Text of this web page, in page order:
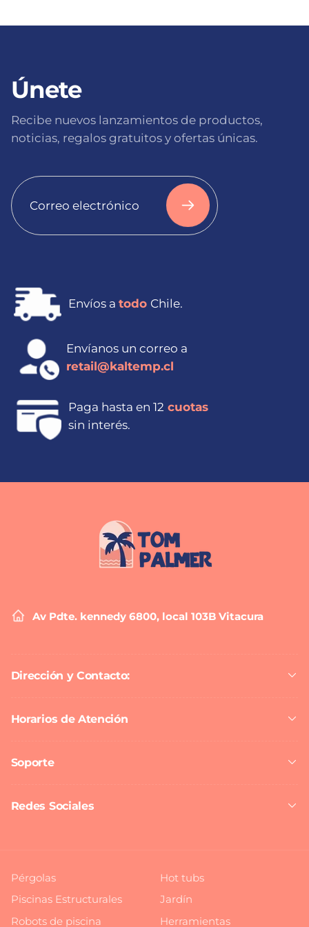
Únete
Recibe nuevos lanzamientos de productos,
noticias, regalos gratuitos y ofertas únicas.
Correo
Envíos a todo Chile.
Envíanos un correo a
retail@kaltemp.cl
Paga hasta en 12 cuotas
sin interés.
Av Pdte. kennedy 6800, local 103B Vitacura
Dirección y Contacto:
Horarios de Atención
Soporte
Redes Sociales
Pérgolas
Hot tubs
Piscinas Estructurales
Jardín
Robots de piscina
Herramientas